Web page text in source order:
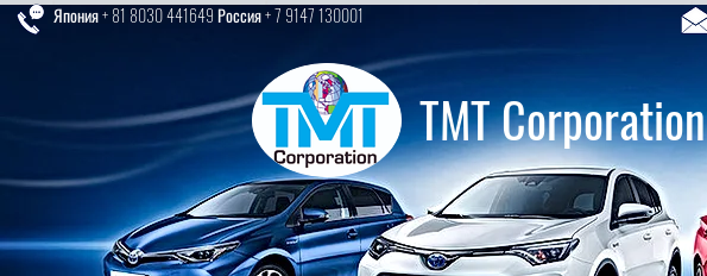
TMT Corporation
Япония + 81 8030 441649 Россия + 7 9147 130001